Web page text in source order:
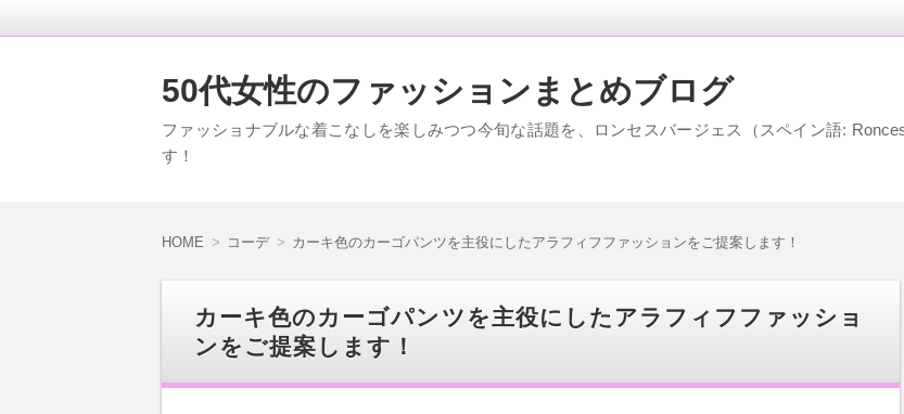
50代女性のファッションまとめブログ
ファッショナブルな着こなしを楽しみつつ今旬な話題を、ロンセスバージェス（スペイン語:
す！
HOME コーデ カーキ色のカーゴパンツを主役にしたアラフィフファッションをご提案します！
カーキ色のカーゴパンツを主役にしたアラフィフファッショ
ンをご提案します！